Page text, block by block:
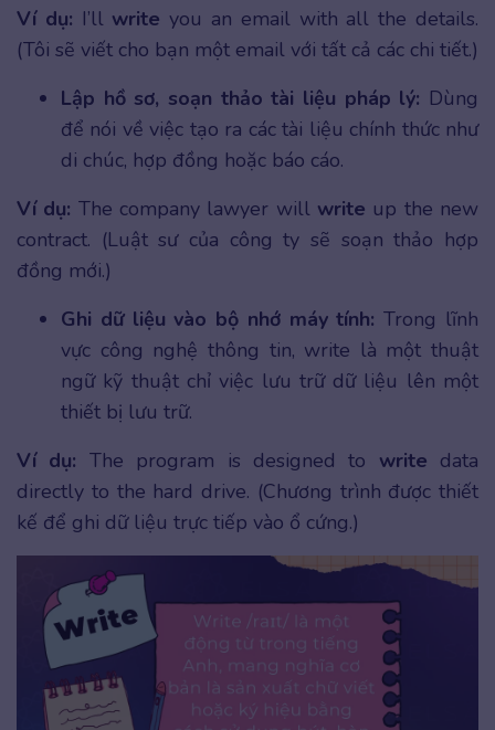
Ví dụ: I’ll write you an email with all the details.
(Tôi sẽ viết cho bạn một email với tất cả các chi tiết.)
Lập hồ sơ, soạn thảo tài liệu pháp lý: Dùng
để nói về việc tạo ra các tài liệu chính thức như
di chúc, hợp đồng hoặc báo cáo.
Ví dụ: The company lawyer will write up the new
contract. (Luật sư của công ty sẽ soạn thảo hợp
đồng mới.)
Ghi dữ liệu vào bộ nhớ máy tính: Trong lĩnh
vực công nghệ thông tin, write là một thuật
ngữ kỹ thuật chỉ việc lưu trữ dữ liệu lên một
thiết bị lưu trữ.
Ví dụ: The program is designed to write data
directly to the hard drive. (Chương trình được thiết
kế để ghi dữ liệu trực tiếp vào ổ cứng.)